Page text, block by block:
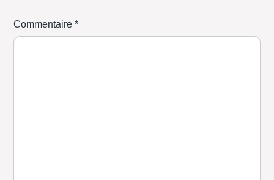
Commentaire*